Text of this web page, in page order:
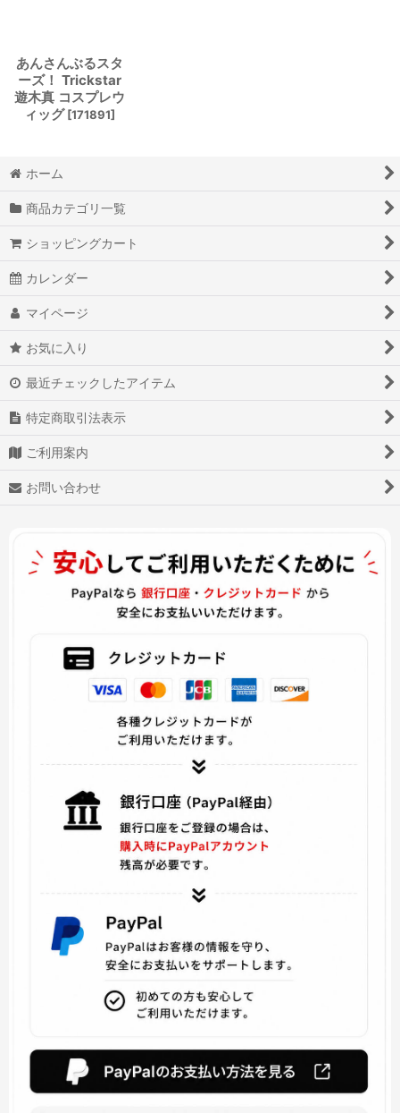
あんさんぶるスタ
ーズ！ Trickstar
遊木真 コスプレウ
ィッグ [171891]
ホーム
商品カテゴリ一覧
ショッピングカート
カレンダー
マイページ
お気に入り
最近チェックしたアイテム
特定商取引法表示
ご利用案内
お問い合わせ